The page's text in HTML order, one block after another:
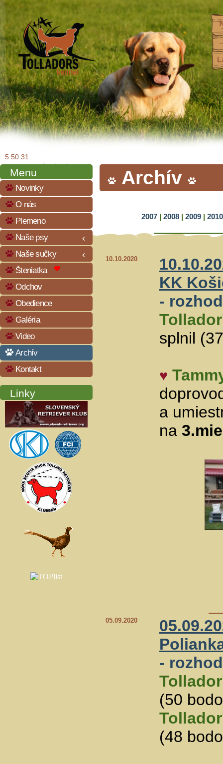
5:50:32
Menu
Novinky
O nás
Plemeno
Naše psy
keyboard_arrow_left
Naše sučky keyboard_arrow_left
Šteniatka
Odchov
Obedience
Galéria
Video
Archív
Kontakt
Linky
Archív
2007 | 2008 | 2009 |
10.10.2020
KK
-
splnil
♥
a
na
05.09.2020
-
(50
(48